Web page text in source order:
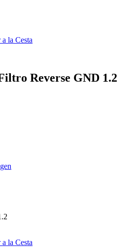
la Cesta
Reverse GND 1.2
la Cesta